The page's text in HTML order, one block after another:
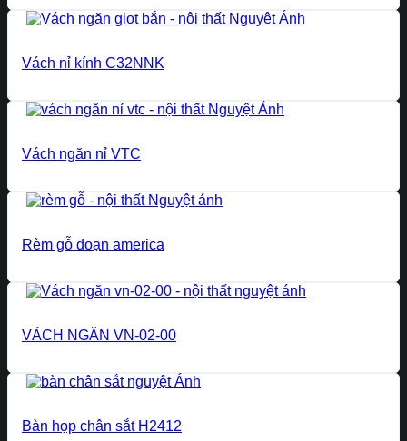
Vách nỉ kính C32NNK
Vách ngăn nỉ VTC
Rèm gỗ đoạn america
VÁCH NGĂN VN-02-00
Bàn họp chân sắt H2412